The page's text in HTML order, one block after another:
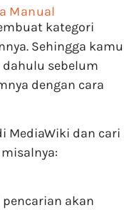
Manual
kategori
Sehingga kamu
sebelum
dengan cara
MediaWiki dan cari
akan